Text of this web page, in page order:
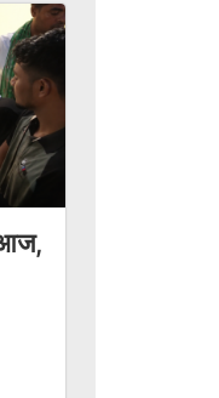
आज,